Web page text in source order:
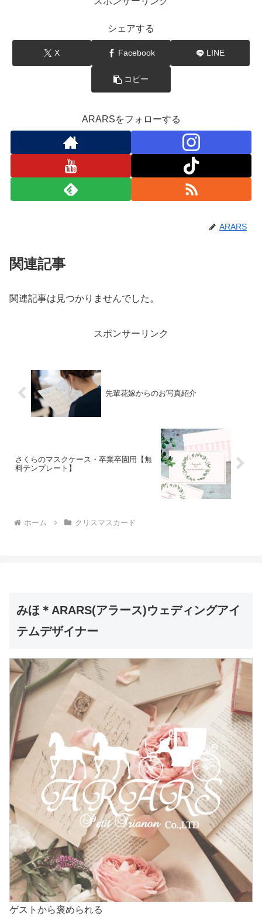
シェアする
X Facebook LINE
コピー
ARARSをフォローする
ARARS
関連記事
関連記事は見つかりませんでした。
スポンサーリンク
先輩花嫁からのお写真紹介
さくらのマスクケース・卒業卒園用【無
料テンプレート】
ホーム クリスマスカード
みほ＊ARARS(アラース)ウェディングアイ
テムデザイナー
ゲストから褒められる